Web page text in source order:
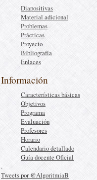
Diapositivas
Material adicional
Problemas
Prácticas
Proyecto
Bibliografía
Enlaces
Información
Características básicas
Objetivos
Programa
Evaluación
Profesores
Horario
Calendario detallado
Guía docente Oficial
.
Tweets por @AlgoritmiaB